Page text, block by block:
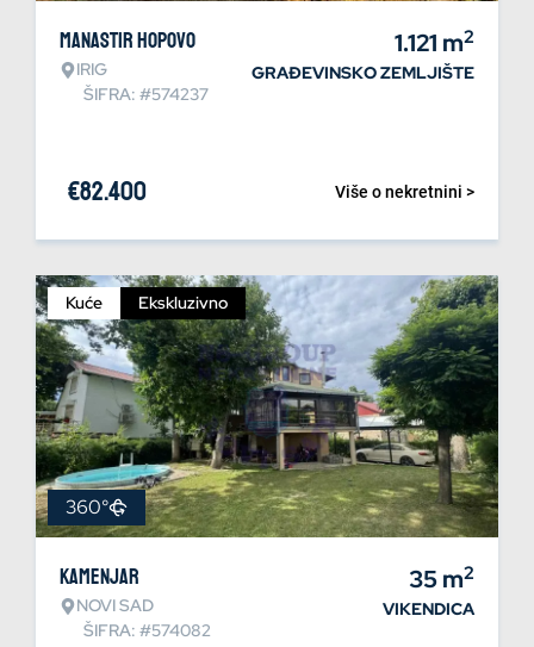
Manastir Hopovo
IRIG
ŠIFRA: #574237
1.121 m2
GRAĐEVINSKO ZEMLJIŠTE
Više o nekretnini >
€82.400
Kuće Ekskluzivno
360°
Kamenjar
NOVI SAD
ŠIFRA: #574082
35m2
VIKENDICA